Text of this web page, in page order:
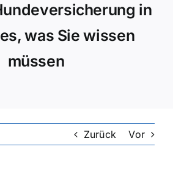
in
was Sie wissen
müssen
Zurück Vor